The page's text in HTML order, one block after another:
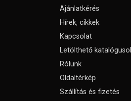
Ajánlatkérés
Hírek, cikkek
Kapcsolat
Letölthető
Rólunk
Oldaltérkép
Szállítás és fizetés